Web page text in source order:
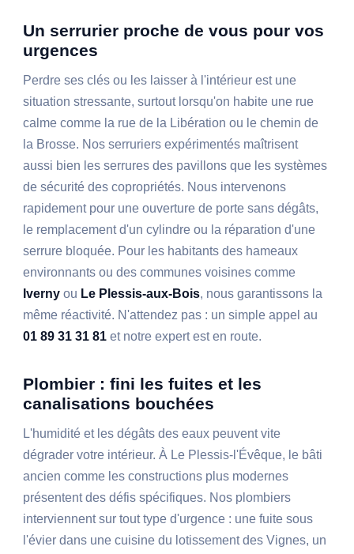
Un serrurier proche de vous pour vos
urgences
Perdre ses clés ou les laisser à l'intérieur est une
situation stressante, surtout lorsqu'on habite une rue
calme comme la rue de la Libération ou le chemin de
la Brosse. Nos serruriers expérimentés maîtrisent
aussi bien les serrures des pavillons que les systèmes
de sécurité des copropriétés. Nous intervenons
rapidement pour une ouverture de porte sans dégâts,
le remplacement d'un cylindre ou la réparation d'une
serrure bloquée. Pour les habitants des hameaux
environnants ou des communes voisines comme
Iverny ou Le Plessis-aux-Bois, nous garantissons la
même réactivité. N'attendez pas : un simple appel au
01 89 31 31 81 et notre expert est en route.
Plombier : fini les fuites et les
canalisations bouchées
L'humidité et les dégâts des eaux peuvent vite
dégrader votre intérieur. À Le Plessis-l'Évêque, le bâti
ancien comme les constructions plus modernes
présentent des défis spécifiques. Nos plombiers
interviennent sur tout type d'urgence : une fuite sous
l'évier dans une cuisine du lotissement des Vignes, un